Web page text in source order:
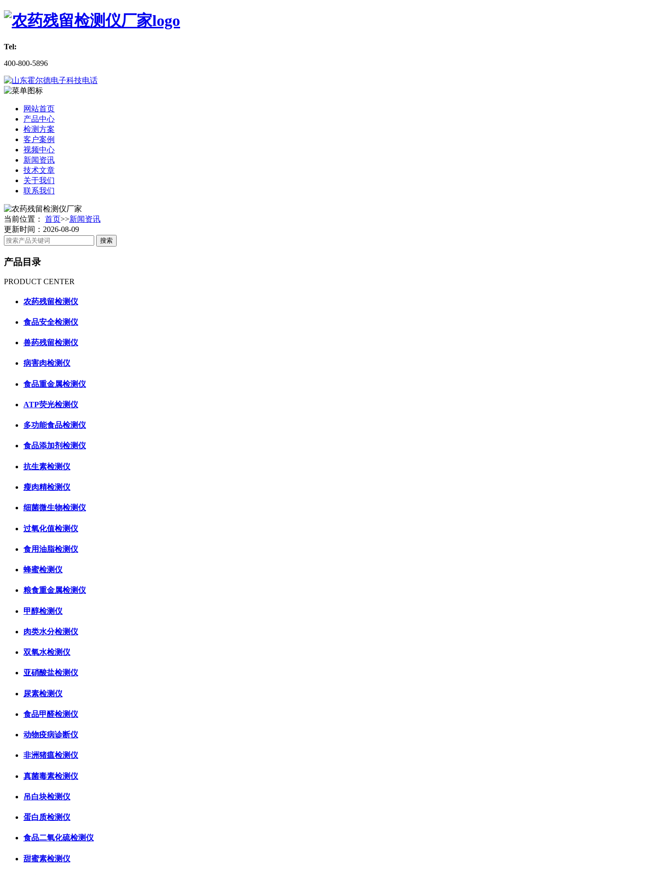
Tel:
400-800-5896
网站首页
产品中心
检测方案
客户案例
视频中心
新闻资讯
技术文章
关于我们
联系我们
当前位置： 首页>>新闻资讯
更新时间：2026-08-09
产品目录
PRODUCT CENTER
农药残留检测仪
食品安全检测仪
兽药残留检测仪
病害肉检测仪
食品重金属检测仪
ATP荧光检测仪
多功能食品检测仪
食品添加剂检测仪
抗生素检测仪
瘦肉精检测仪
细菌微生物检测仪
过氧化值检测仪
食用油脂检测仪
蜂蜜检测仪
粮食重金属检测仪
甲醇检测仪
肉类水分检测仪
双氧水检测仪
亚硝酸盐检测仪
尿素检测仪
食品甲醛检测仪
动物疫病诊断仪
非洲猪瘟检测仪
真菌毒素检测仪
吊白块检测仪
蛋白质检测仪
食品二氧化硫检测仪
甜蜜素检测仪